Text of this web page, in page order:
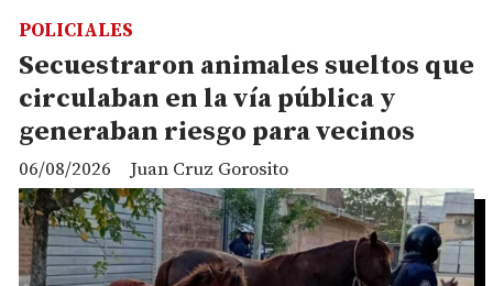
Secuestraron animales sueltos que
circulaban en la vía pública y
generaban riesgo para vecinos
Juan Cruz Gorosito
POLICIALES
06/08/2026